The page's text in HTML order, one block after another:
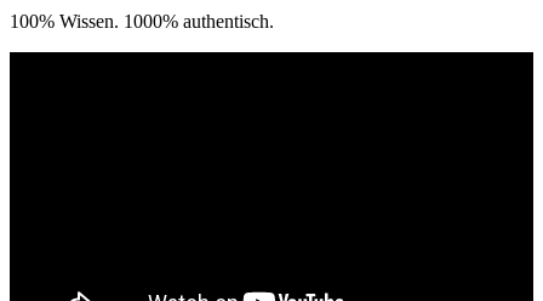
100% Wissen. 1000% authentisch.